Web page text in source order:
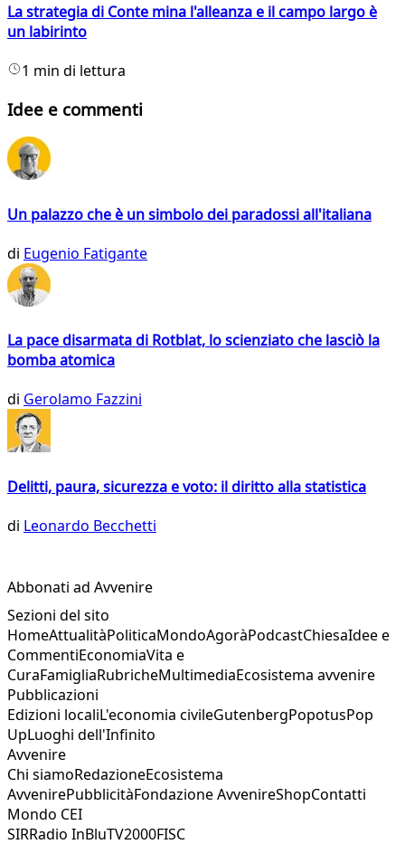
La strategia di Conte mina l'alleanza e il campo largo è
un labirinto
1 min di lettura
Idee e commenti
Un palazzo che è un simbolo dei paradossi all'italiana
di Eugenio Fatigante
La pace disarmata di Rotblat, lo scienziato che lasciò la
bomba atomica
di Gerolamo Fazzini
Delitti, paura, sicurezza e voto: il diritto alla statistica
di Leonardo Becchetti
Abbonati ad Avvenire
Sezioni del sito
HomeAttualitàPoliticaMondoAgoràPodcastChiesaIdee e
CommentiEconomiaVita e
CuraFamigliaRubricheMultimediaEcosistema avvenire
Pubblicazioni
Edizioni localiL'economia civileGutenbergPopotusPop
UpLuoghi dell'Infinito
Avvenire
Chi siamoRedazioneEcosistema
AvvenirePubblicitàFondazione AvvenireShopContatti
Mondo CEI
SIRRadio InBluTV2000FISC